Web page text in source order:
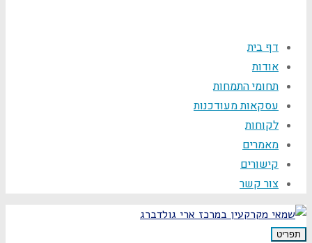
דף בית
אודות
תחומי התמחות
עסקאות מעודכנות
לקוחות
מאמרים
קישורים
צור קשר
תפריט